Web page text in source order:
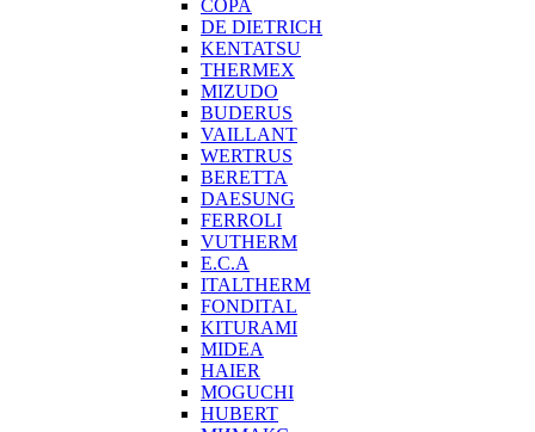
COPA
DE DIETRICH
KENTATSU
THERMEX
MIZUDO
BUDERUS
VAILLANT
WERTRUS
BERETTA
DAESUNG
FERROLI
VUTHERM
E.C.A
ITALTHERM
FONDITAL
KITURAMI
MIDEA
HAIER
MOGUCHI
HUBERT